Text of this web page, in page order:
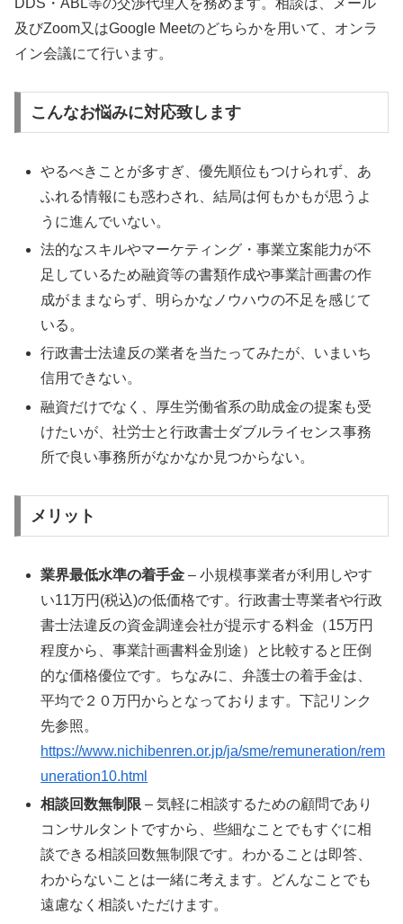
及びZoom又はGoogle Meetのどちらかを用いて、オンラ
イン会議にて行います。
こんなお悩みに対応致します
やるべきことが多すぎ、優先順位もつけられず、あ
ふれる情報にも惑わされ、結局は何もかもが思うよ
うに進んでいない。
法的なスキルやマーケティング・事業立案能力が不
足しているため融資等の書類作成や事業計画書の作
成がままならず、明らかなノウハウの不足を感じて
いる。
行政書士法違反の業者を当たってみたが、いまいち
信用できない。
融資だけでなく、厚生労働省系の助成金の提案も受
けたいが、社労士と行政書士ダブルライセンス事務
所で良い事務所がなかなか見つからない。
メリット
業界最低水準の着手金 – 小規模事業者が利用しやす
い11万円(税込)の低価格です。行政書士専業者や行政
書士法違反の資金調達会社が提示する料金（15万円
程度から、事業計画書料金別途）と比較すると圧倒
的な価格優位です。ちなみに、弁護士の着手金は、
平均で２０万円からとなっております。下記リンク
先参照。
https://www.nichibenren.or.jp/ja/sme/remuneration/rem
uneration10.html
相談回数無制限 – 気軽に相談するための顧問であり
コンサルタントですから、些細なことでもすぐに相
談できる相談回数無制限です。わかることは即答、
わからないことは一緒に考えます。どんなことでも
遠慮なく相談いただけます。